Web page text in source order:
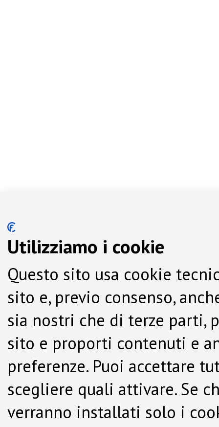
Utilizziamo i cookie
Questo sito usa cookie
sito e, previo consenso,
sia nostri che di terze parti,
sito e proporti contenuti e
preferenze. Puoi accettare
scegliere quali attivare. Se
verranno installati solo i